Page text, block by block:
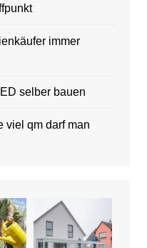
immer
selber bauen
viel qm darf man